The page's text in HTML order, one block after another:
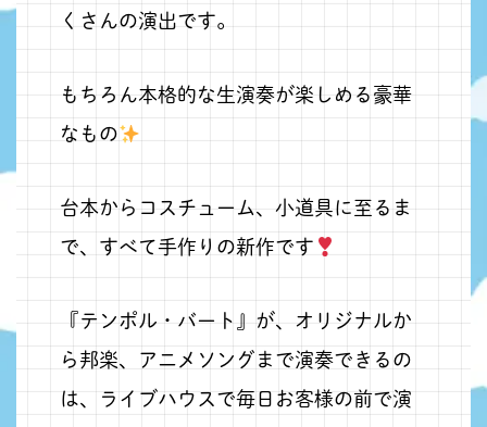
くさんの演出です。
もちろん本格的な生演奏が楽しめる豪華
なもの
台本からコスチューム、小道具に至るま
で、すべて手作りの新作です
『テンポル・バート』が、オリジナルか
ら邦楽、アニメソングまで演奏できるの
は、ライブハウスで毎日お客様の前で演